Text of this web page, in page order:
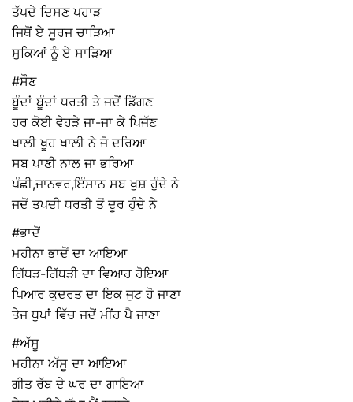
ਤੱਪਦੇ ਦਿਸਣ ਪਹਾੜ
ਜਿਥੋਂ ਏ ਸੂਰਜ ਚਾੜਿਆ
ਸੁਕਿਆਂ ਨੂੰ ਏ ਸਾੜਿਆ
#ਸੌਣ
ਬੂੰਦਾਂ ਬੂੰਦਾਂ ਧਰਤੀ ਤੇ ਜਦੋਂ ਡਿੱਗਣ
ਹਰ ਕੋਈ ਵੇਹੜੇ ਜਾ-ਜਾ ਕੇ ਪਿਜੱਣ
ਖਾਲੀ ਖੂਹ ਖਾਲੀ ਨੇ ਜੋ ਦਰਿਆ
ਸਬ ਪਾਣੀ ਨਾਲ ਜਾ ਭਰਿਆ
ਪੰਛੀ,ਜਾਨਵਰ,ਇੰਸਾਨ ਸਬ ਖੁਸ਼ ਹੁੰਦੇ ਨੇ
ਜਦੋਂ ਤਪਦੀ ਧਰਤੀ ਤੋਂ ਦੂਰ ਹੁੰਦੇ ਨੇ
#ਭਾਦੋਂ
ਮਹੀਨਾ ਭਾਦੋਂ ਦਾ ਆਇਆ
ਗਿੱਧੜ-ਗਿੱਧੜੀ ਦਾ ਵਿਆਹ ਹੋਇਆ
ਪਿਆਰ ਕੁਦਰਤ ਦਾ ਇਕ ਜੁਟ ਹੋ ਜਾਣਾ
ਤੇਜ ਧੁਪਾਂ ਵਿੱਚ ਜਦੋਂ ਮੀਂਹ ਪੈ ਜਾਣਾ
#ਅੱਸੂ
ਮਹੀਨਾ ਅੱਸੂ ਦਾ ਆਇਆ
ਗੀਤ ਰੱਬ ਦੇ ਘਰ ਦਾ ਗਾਇਆ